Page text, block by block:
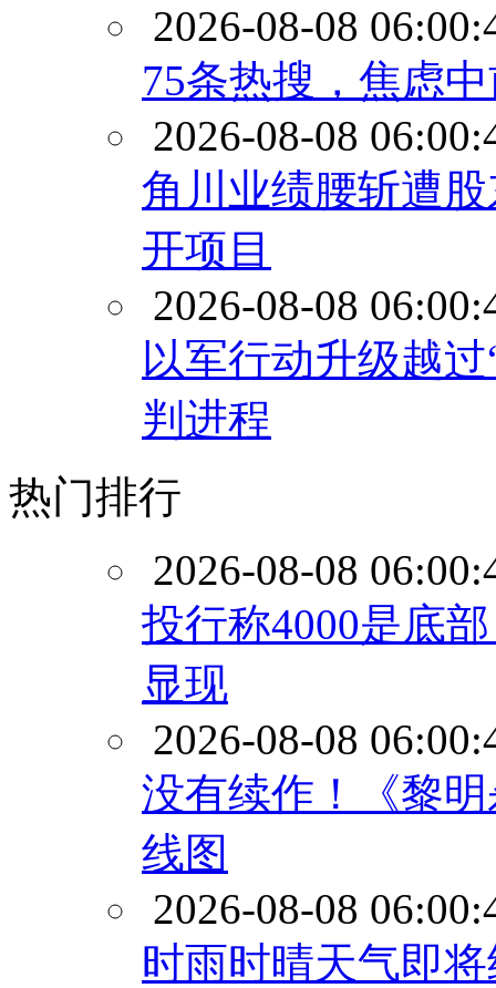
2026-08-08
75条热搜，焦虑
2026-08-08
角川业绩腰斩遭
开项目
2026-08-08
以军行动升级越
判进程
热门排行
2026-08-08
投行称4000是底
显现
2026-08-08
没有续作！《黎
线图
2026-08-08
时雨时晴天气即